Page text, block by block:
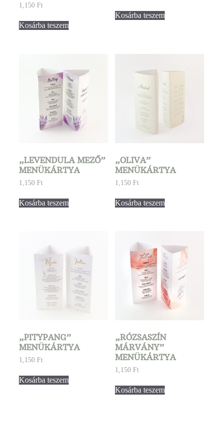
1,150 Ft
Kosárba teszem
Kosárba teszem
„LEVENDULA MEZŐ”
MENÜKÁRTYA
1,150 Ft
Kosárba teszem
„OLIVA”
MENÜKÁRTYA
1,150Ft
Kosárba teszem
„PITYPANG”
MENÜKÁRTYA
1,150 Ft
Kosárba teszem
„RÓZSASZÍN
MÁRVÁNY”
MENÜKÁRTYA
1,150Ft
Kosárba teszem